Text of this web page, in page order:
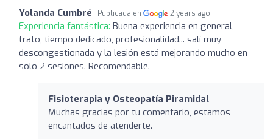
Yolanda Cumbré Publicada en 2 years ago
Experiencia fantástica: Buena experiencia en general,
trato, tiempo dedicado, profesionalidad... salí muy
descongestionada y la lesión está mejorando mucho en
solo 2 sesiones. Recomendable.
Fisioterapia y Osteopatía Piramidal
Muchas gracias por tu comentario, estamos
encantados de atenderte.